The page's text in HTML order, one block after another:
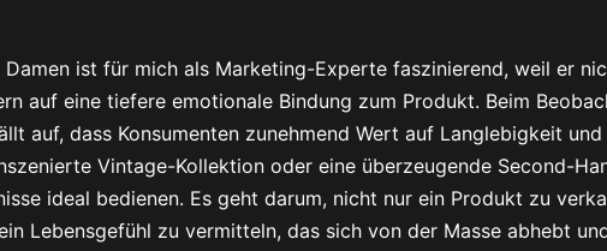
ist für mich als Marketing-Experte faszinierend, weil er
auf eine tiefere emotionale Bindung zum Produkt. Beim
auf, dass Konsumenten zunehmend Wert auf Langlebigkeit und
Vintage-Kollektion oder eine überzeugende Second-
ideal bedienen. Es geht darum, nicht nur ein Produkt zu
Lebensgefühl zu vermitteln, das sich von der Masse abhebt